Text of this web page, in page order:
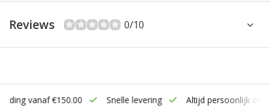
Reviews 0/10
vanaf €150.00 Snelle levering Altijd persoonlijk